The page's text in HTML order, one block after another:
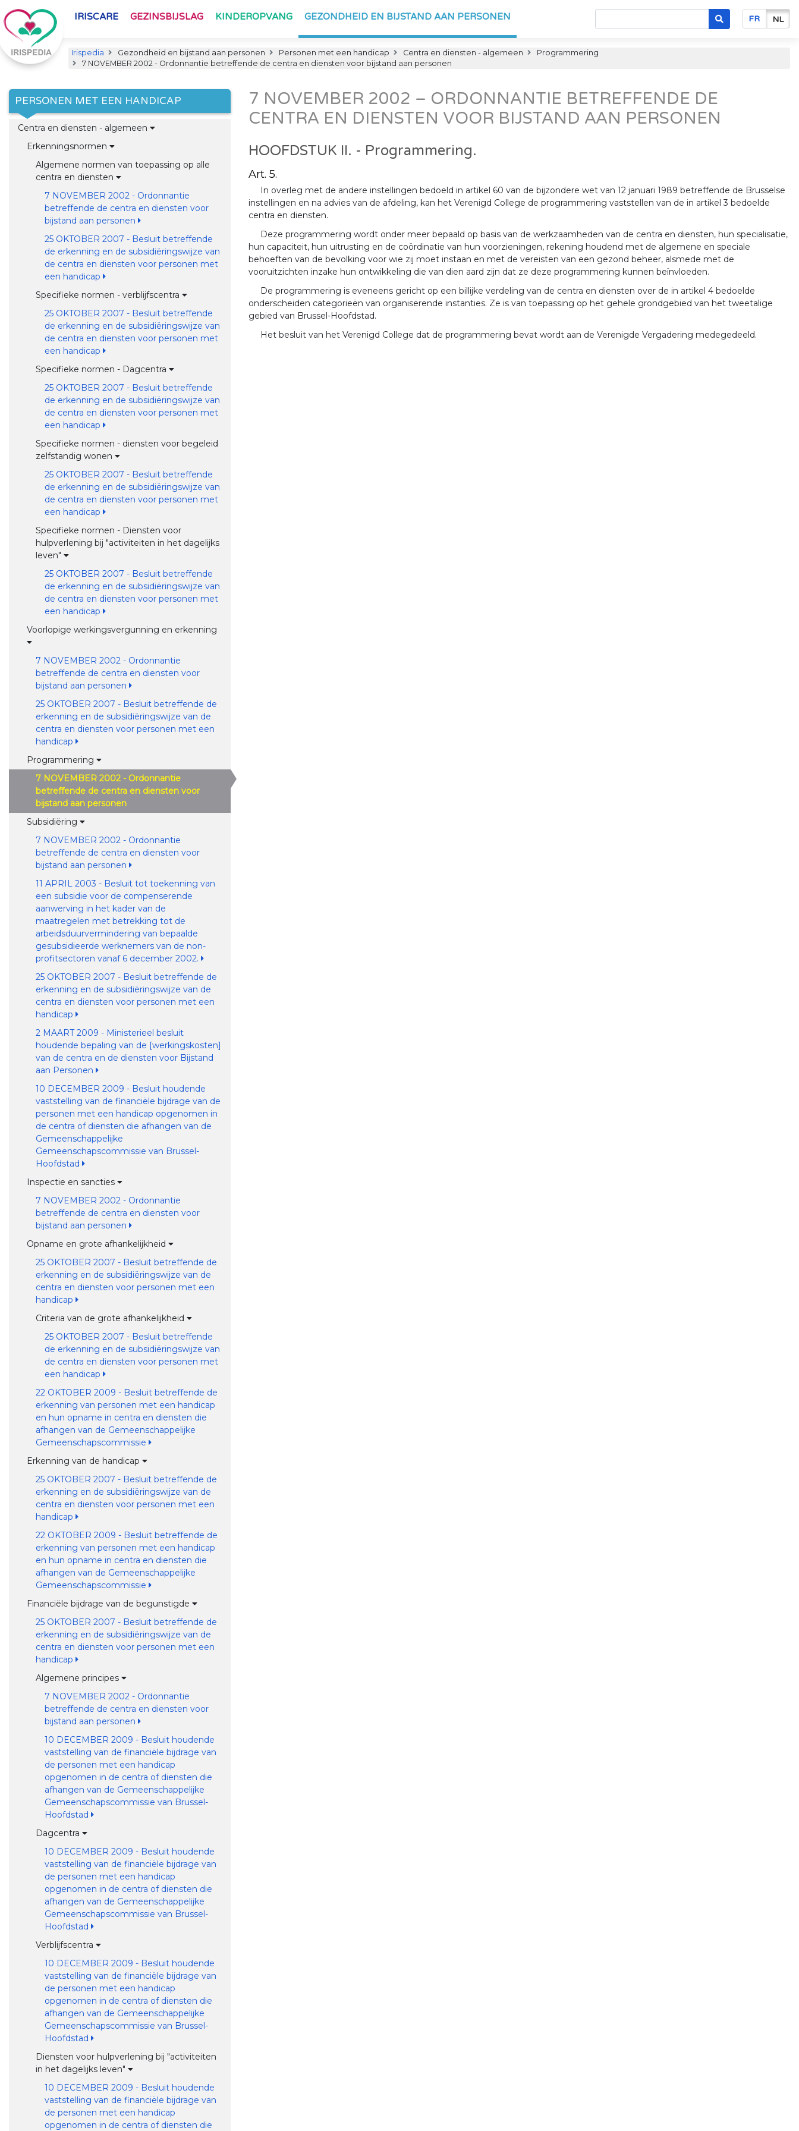
IRISCARE GEZINSBIJSLAG KINDEROPVANG GEZONDHEID EN BIJSTAND AAN PERSONEN FR NL
Irispedia Gezondheid en bijstand aan personen Personen met een handicap Centra en diensten - algemeen
Programmering
7 NOVEMBER 2002 - Ordonnantie betreffende de centra en diensten voor bijstand aan personen
PERSONEN MET EEN HANDICAP
Centra en diensten - algemeen
Erkenningsnormen
Algemene normen van toepassing op alle
centra en diensten
7 NOVEMBER 2002 - Ordonnantie
betreffende de centra en diensten voor
bijstand aan personen
25 OKTOBER 2007 - Besluit betreffende
de erkenning en de subsidiëringswijze van
de centra en diensten voor personen met
een handicap
Specifieke normen - verblijfscentra
25 OKTOBER 2007 - Besluit betreffende
de erkenning en de subsidiëringswijze van
de centra en diensten voor personen met
een handicap
Specifieke normen - Dagcentra
25 OKTOBER 2007 - Besluit betreffende
de erkenning en de subsidiëringswijze van
de centra en diensten voor personen met
een handicap
Specifieke normen - diensten voor begeleid
zelfstandig wonen
25 OKTOBER 2007 - Besluit betreffende
de erkenning en de subsidiëringswijze van
de centra en diensten voor personen met
een handicap
Specifieke normen - Diensten voor
hulpverlening bij "activiteiten in het dagelijks
leven"
25 OKTOBER 2007 - Besluit betreffende
de erkenning en de subsidiëringswijze van
de centra en diensten voor personen met
een handicap
Voorlopige werkingsvergunning en erkenning
7 NOVEMBER 2002 - Ordonnantie
betreffende de centra en diensten voor
bijstand aan personen
25 OKTOBER 2007 - Besluit betreffende de
erkenning en de subsidiëringswijze van de
centra en diensten voor personen met een
handicap
Programmering
7 NOVEMBER 2002 - Ordonnantie
betreffende de centra en diensten voor
bijstand aan personen
Subsidiëring
7 NOVEMBER 2002 - Ordonnantie
betreffende de centra en diensten voor
bijstand aan personen
11 APRIL 2003 - Besluit tot toekenning van
een subsidie voor de compenserende
aanwerving in het kader van de
maatregelen met betrekking tot de
arbeidsduurvermindering van bepaalde
gesubsidieerde werknemers van de non-
profitsectoren vanaf 6 december 2002.
25 OKTOBER 2007 - Besluit betreffende de
erkenning en de subsidiëringswijze van de
centra en diensten voor personen met een
handicap
2 MAART 2009 - Ministerieel besluit
houdende bepaling van de [werkingskosten]
van de centra en de diensten voor Bijstand
aan Personen
10 DECEMBER 2009 - Besluit houdende
vaststelling van de financiële bijdrage van de
personen met een handicap opgenomen in
de centra of diensten die afhangen van de
Gemeenschappelijke
Gemeenschapscommissie van Brussel-
Hoofdstad
Inspectie en sancties
7 NOVEMBER 2002 - Ordonnantie
betreffende de centra en diensten voor
bijstand aan personen
Opname en grote afhankelijkheid
25 OKTOBER 2007 - Besluit betreffende de
erkenning en de subsidiëringswijze van de
centra en diensten voor personen met een
handicap
Criteria van de grote afhankelijkheid
25 OKTOBER 2007 - Besluit betreffende
de erkenning en de subsidiëringswijze van
de centra en diensten voor personen met
een handicap
22 OKTOBER 2009 - Besluit betreffende de
erkenning van personen met een handicap
en hun opname in centra en diensten die
afhangen van de Gemeenschappelijke
Gemeenschapscommissie
Erkenning van de handicap
25 OKTOBER 2007 - Besluit betreffende de
erkenning en de subsidiëringswijze van de
centra en diensten voor personen met een
handicap
22 OKTOBER 2009 - Besluit betreffende de
erkenning van personen met een handicap
en hun opname in centra en diensten die
afhangen van de Gemeenschappelijke
Gemeenschapscommissie
Financiële bijdrage van de begunstigde
25 OKTOBER 2007 - Besluit betreffende de
erkenning en de subsidiëringswijze van de
centra en diensten voor personen met een
handicap
Algemene principes
7 NOVEMBER 2002 - Ordonnantie
betreffende de centra en diensten voor
bijstand aan personen
10 DECEMBER 2009 - Besluit houdende
vaststelling van de financiële bijdrage van
de personen met een handicap
opgenomen in de centra of diensten die
afhangen van de Gemeenschappelijke
Gemeenschapscommissie van Brussel-
Hoofdstad
Dagcentra
10 DECEMBER 2009 - Besluit houdende
vaststelling van de financiële bijdrage van
de personen met een handicap
opgenomen in de centra of diensten die
afhangen van de Gemeenschappelijke
Gemeenschapscommissie van Brussel-
Hoofdstad
Verblijfscentra
10 DECEMBER 2009 - Besluit houdende
vaststelling van de financiële bijdrage van
de personen met een handicap
opgenomen in de centra of diensten die
afhangen van de Gemeenschappelijke
Gemeenschapscommissie van Brussel-
Hoofdstad
Diensten voor hulpverlening bij "activiteiten
in het dagelijks leven"
10 DECEMBER 2009 - Besluit houdende
vaststelling van de financiële bijdrage van
de personen met een handicap
opgenomen in de centra of diensten die
7 NOVEMBER 2002 – ORDONNANTIE BETREFFENDE DE
CENTRA EN DIENSTEN VOOR BIJSTAND AAN PERSONEN
HOOFDSTUK II. - Programmering.
Art. 5.
In overleg met de andere instellingen bedoeld in artikel 60 van de bijzondere wet van 12 januari 1989 betreffende de Brusselse
instellingen en na advies van de afdeling, kan het Verenigd College de programmering vaststellen van de in artikel 3 bedoelde
centra en diensten.
Deze programmering wordt onder meer bepaald op basis van de werkzaamheden van de centra en diensten, hun specialisatie,
hun capaciteit, hun uitrusting en de coördinatie van hun voorzieningen, rekening houdend met de algemene en speciale
behoeften van de bevolking voor wie zij moet instaan en met de vereisten van een gezond beheer, alsmede met de
vooruitzichten inzake hun ontwikkeling die van dien aard zijn dat ze deze programmering kunnen beïnvloeden.
De programmering is eveneens gericht op een billijke verdeling van de centra en diensten over de in artikel 4 bedoelde
onderscheiden categorieën van organiserende instanties. Ze is van toepassing op het gehele grondgebied van het tweetalige
gebied van Brussel-Hoofdstad.
Het besluit van het Verenigd College dat de programmering bevat wordt aan de Verenigde Vergadering medegedeeld.